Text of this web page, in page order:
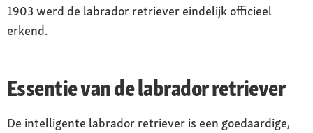
1903 werd de labrador retriever eindelijk officieel
erkend.
Essentie van de labrador retriever
De intelligente labrador retriever is een goedaardige,